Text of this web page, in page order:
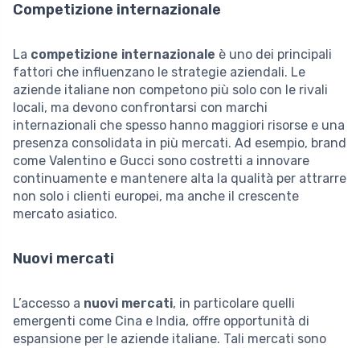
Competizione internazionale
La competizione internazionale è uno dei principali
fattori che influenzano le strategie aziendali. Le
aziende italiane non competono più solo con le rivali
locali, ma devono confrontarsi con marchi
internazionali che spesso hanno maggiori risorse e una
presenza consolidata in più mercati. Ad esempio, brand
come Valentino e Gucci sono costretti a innovare
continuamente e mantenere alta la qualità per attrarre
non solo i clienti europei, ma anche il crescente
mercato asiatico.
Nuovi mercati
L’accesso a nuovi mercati, in particolare quelli
emergenti come Cina e India, offre opportunità di
espansione per le aziende italiane. Tali mercati sono